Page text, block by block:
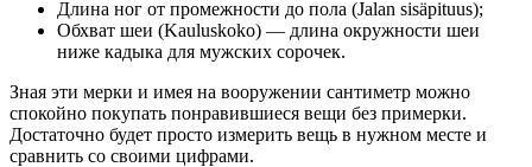
Длина ног от промежности до пола (Jalan sisäpituus);
Обхват шеи (Kauluskoko) — длина окружности шеи
ниже кадыка для мужских сорочек.
Зная эти мерки и имея на вооружении сантиметр можно
спокойно покупать понравившиеся вещи без примерки.
Достаточно будет просто измерить вещь в нужном месте и
сравнить со своими цифрами.